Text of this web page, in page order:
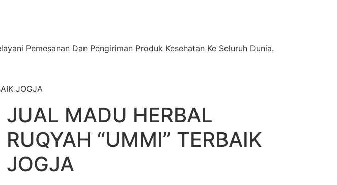
Pemesanan Dan Pengiriman Produk Kesehatan Ke Seluruh Dunia.
JOGJA
JUAL MADU HERBAL
RUQYAH “UMMI” TERBAIK
JOGJA